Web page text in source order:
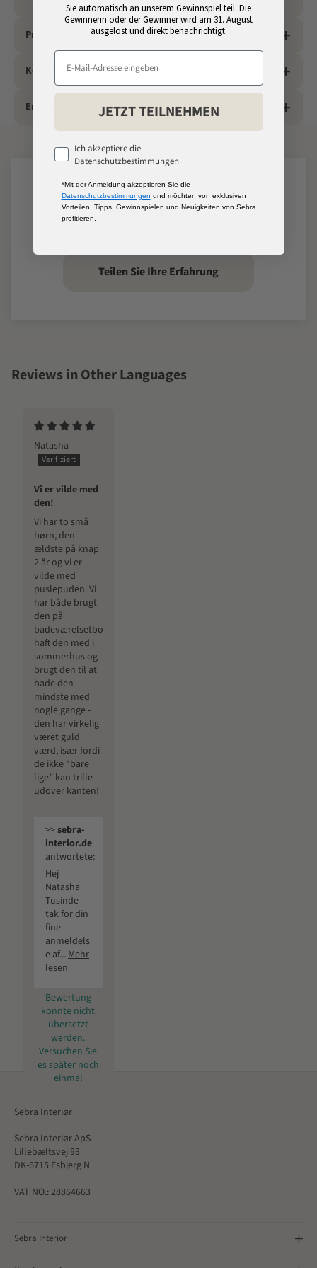
Produktbeschreibung
Kontaktinformationen
Ersatzteile
Produktbewertungen von anderen Eltern
5.00 von 5
Teilen Sie Ihre Erfahrung
Reviews in Other Languages
Natasha
Vi er vilde med
den!
Vi har to små
børn, den
ældste på knap
2 år og vi er
vilde med
puslepuden. Vi
har både brugt
den på
badeværelsetbordet,
haft den med i
sommerhus og
brugt den til at
bade den
mindste med
nogle gange -
den har virkelig
været guld
værd, især fordi
de ikke “bare
lige” kan trille
udover kanten!
>> sebra-
interior.de
antwortete:
Hej
Natasha
Tusinde
tak for din
fine
anmeldels
e af...Mehr
lesen
Bewertung
konnte nicht
übersetzt
werden.
Versuchen Sie
es später noch
einmal
Sebra Interiør
Sebra Interiør ApS
Lillebæltsvej 93
DK-6715 Esbjerg N
VAT NO.: 28864663
Sebra Interior
Sie automatisch an unserem Gewinnspiel teil. Die
Gewinnerin oder der Gewinner wird am 31. August
ausgelost und direkt benachrichtigt.
JETZT TEILNEHMEN
Ich akzeptiere die
Datenschutzbestimmungen
*Mit der Anmeldung akzeptieren Sie die
Datenschutzbestimmungen und möchten von exklusiven
Vorteilen, Tipps, Gewinnspielen und Neuigkeiten von Sebra
profitieren.